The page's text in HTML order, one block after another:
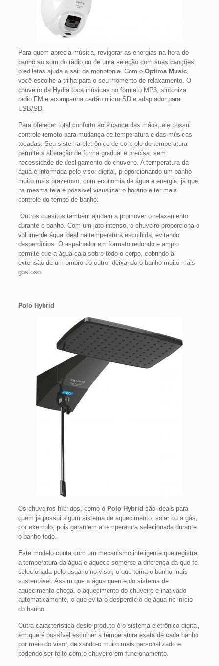
Para quem aprecia música, revigorar as energias na hora do
banho ao som do rádio ou de uma seleção com suas canções
prediletas ajuda a sair da monotonia. Com o Optima Music,
você escolhe a trilha para o seu momento de relaxamento. O
chuveiro da Hydra toca músicas no formato MP3, sintoniza
rádio FM e acompanha cartão micro SD e adaptador para
USB/SD.
Para oferecer total conforto ao alcance das mãos, ele possui
controle remoto para mudança de temperatura e das músicas
tocadas. Seu sistema eletrônico de controle de temperatura
permite a alteração de forma gradual e precisa, sem
necessidade de desligamento do chuveiro. A temperatura da
água é informada pelo visor digital, proporcionando um banho
muito mais prazeroso, com economia de água e energia, já que
na mesma tela é possível visualizar o horário e ter mais
controle do tempo de banho.
Outros quesitos também ajudam a promover o relaxamento
durante o banho. Com um jato intenso, o chuveiro proporciona o
volume de água ideal na temperatura escolhida, evitando
desperdícios. O espalhador em formato redondo e amplo
permite que a água caia sobre todo o corpo, cobrindo a
extensão de um ombro ao outro, deixando o banho muito mais
gostoso.
Polo Hybrid
Os chuveiros híbridos, como oPolo Hybrid são ideais para
quem já possui algum sistema de aquecimento, solar ou a gás,
por exemplo, pois garantem a temperatura selecionada durante
o banho todo.
Este modelo conta com um mecanismo inteligente que registra
a temperatura da água e aquece somente a diferença da que foi
selecionada pelo usuário no visor, o que torna o banho mais
sustentável. Assim que a água quente do sistema de
aquecimento chega, o aquecimento do chuveiro é inativado
automaticamente, o que evita o desperdício de água no início
do banho.
Outra característica deste produto é o sistema eletrônico digital,
em que é possível escolher a temperatura exata de cada banho
por meio do visor, deixando-o muito mais personalizado e
podendo ser feito com o chuveiro em funcionamento.